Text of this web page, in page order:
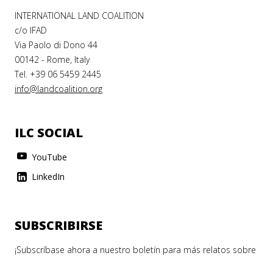
INTERNATIONAL LAND COALITION
c/o IFAD
Via Paolo di Dono 44
00142 - Rome, Italy
Tel. +39 06 5459 2445
info@landcoalition.org
ILC SOCIAL
YouTube
LinkedIn
SUBSCRIBIRSE
¡Subscríbase ahora a nuestro boletín para más relatos sobre